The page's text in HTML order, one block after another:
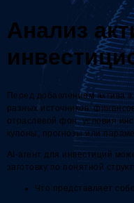
Анализ
Перед добавлением актива
разных источников:
отраслевой фон, условия
купоны, прогнозы или
AI-агент для инвестиций
заготовку по понятной
Что представляет